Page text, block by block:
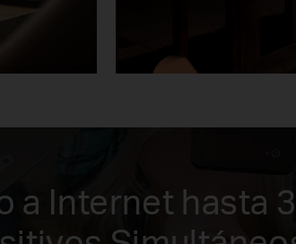
a Internet hasta